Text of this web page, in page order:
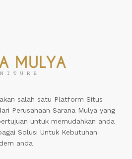
salah satu Platform Situs
Perusahaan Sarana Mulya yang
untuk memudahkan anda
Solusi Untuk Kebutuhan
anda